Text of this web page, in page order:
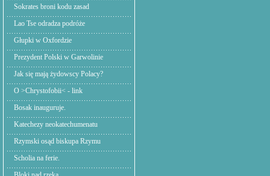
Sokrates broni kodu zasad
Lao Tse odradza podróże
Głupki w Oxfordzie
Prezydent Polski w Garwolinie
Jak się mają żydowscy Polacy?
O >Chrystofobii< - link
Bosak inauguruje.
Katechezy neokatechumenatu
Rzymski osąd biskupa Rzymu
Scholia na ferie.